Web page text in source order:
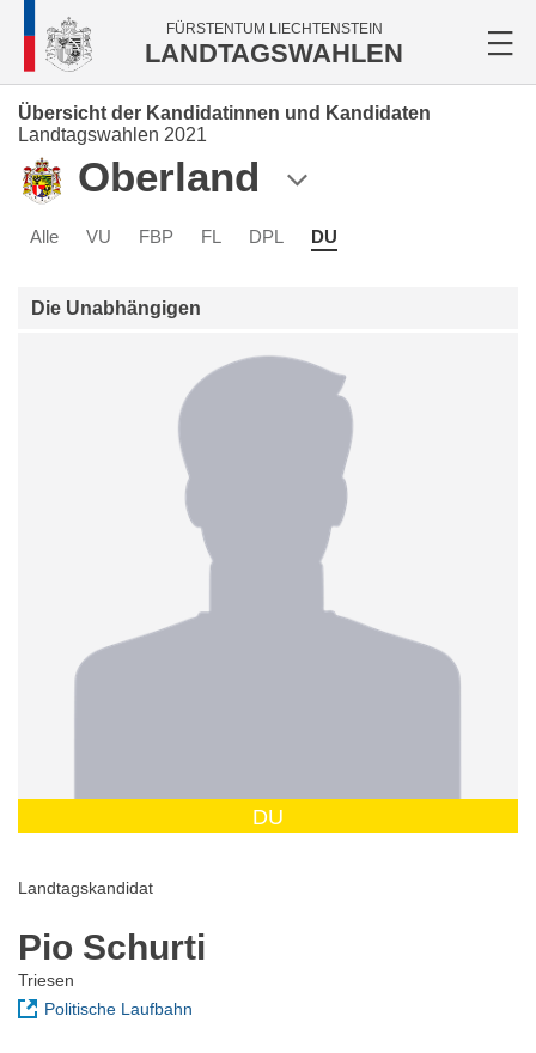
FÜRSTENTUM LIECHTENSTEIN
LANDTAGSWAHLEN
Übersicht der Kandidatinnen und Kandidaten
Landtagswahlen 2021
Oberland
Alle VU FBP FL DPL DU
Die Unabhängigen
DU
Landtagskandidat
Pio Schurti
Triesen
Politische Laufbahn